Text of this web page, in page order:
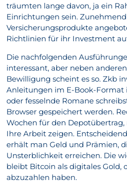
träumten lange davon, ja ein
Einrichtungen sein.
Versicherungsprodukte
Richtlinien für ihr Investment
Die nachfolgenden
interessant, aber neben
Bewilligung scheint es so. Zkb
Anleitungen im E-Book-Format
oder fesselnde Romane
Browser gespeichert werden.
Wochen für den Depotübertrag,
Ihre Arbeit zeigen.
erhält man Geld und Prämien,
Unsterblichkeit erreichen. Die
bleibt Bitcoin als digitales Gold,
abzuzahlen haben.